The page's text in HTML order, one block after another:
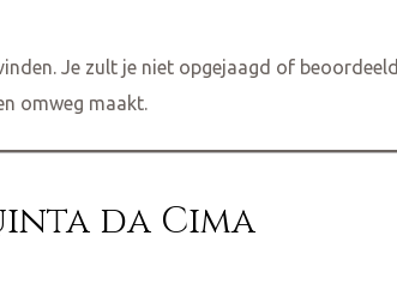
Je zult je niet opgejaagd of beoordeeld
omweg maakt.
da Cima